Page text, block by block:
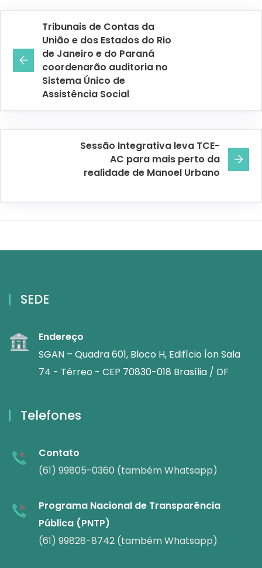
Tribunais de Contas da
União e dos Estados do Rio
de Janeiro e do Paraná
coordenarão auditoria no
Sistema Único de
Assistência Social
Sessão Integrativa leva TCE-
AC para mais perto da
realidade de Manoel Urbano
SEDE
Endereço
SGAN – Quadra 601, Bloco H, Edifício Íon Sala
74 - Térreo - CEP 70830-018 Brasília / DF
Telefones
Contato
(61) 99805-0360 (também Whatsapp)
Programa Nacional de Transparência
Pública (PNTP)
(61) 99828-8742 (também Whatsapp)